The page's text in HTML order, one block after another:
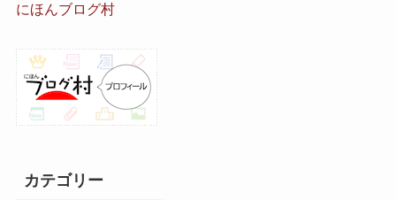
にほんブログ村
カテゴリー